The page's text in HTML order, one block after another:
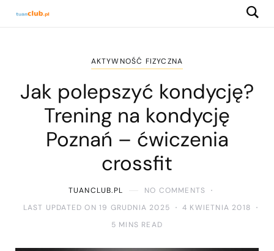
AKTYWNOŚĆ FIZYCZNA
Jak polepszyć kondycję?
Trening na kondycję
Poznań – ćwiczenia
crossfit
TUANCLUB.PL
NO COMMENTS
LAST UPDATED ON 19 GRUDNIA 2025
4 KWIETNIA 2018
5 MINS READ